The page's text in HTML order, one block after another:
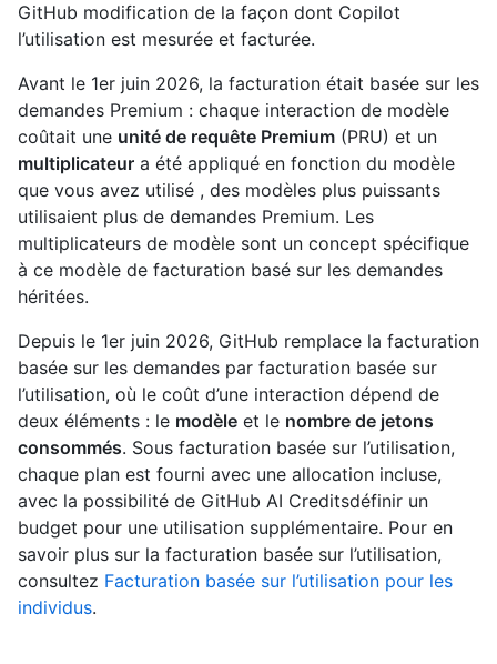
GitHub modification de la façon dont Copilot
l’utilisation est mesurée et facturée.
Avant le 1er juin 2026, la facturation était basée sur les
demandes Premium : chaque interaction de modèle
coûtait une unité de requête Premium (PRU) et un
multiplicateur a été appliqué en fonction du modèle
que vous avez utilisé , des modèles plus puissants
utilisaient plus de demandes Premium. Les
multiplicateurs de modèle sont un concept spécifique
à ce modèle de facturation basé sur les demandes
héritées.
Depuis le 1er juin 2026, GitHub remplace la facturation
basée sur les demandes par facturation basée sur
l’utilisation, où le coût d’une interaction dépend de
deux éléments : le modèle et le nombre de jetons
consommés. Sous facturation basée sur l’utilisation,
chaque plan est fourni avec une allocation incluse,
avec la possibilité de GitHub AI Creditsdéfinir un
budget pour une utilisation supplémentaire. Pour en
savoir plus sur la facturation basée sur l’utilisation,
consultez Facturation basée sur l’utilisation pour les
individus.